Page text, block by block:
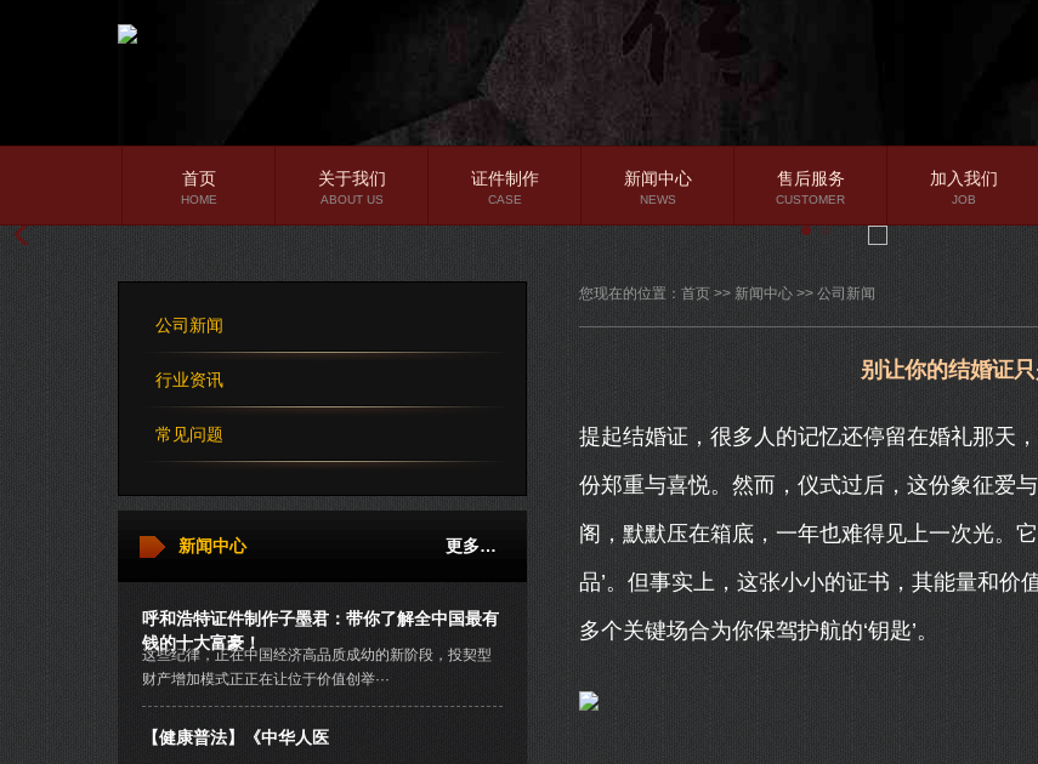
行业资讯
常见问题
首页
HOME
关于我们
ABOUT US
证件制作
CASE
新闻中心
NEWS
售后服务
CUSTOMER
加入我们
JOB
公司新闻
行业资讯
常见问题
更多…
新闻中心
呼和浩特证件制作子墨君：带你了解全中国最有
钱的十大富豪！
这些纪律，正在中国经济高品质成幼的新阶段，投契型
财产增加模式正正在让位于价值创举···
【健康普法】《中华人医
您现在的位置： 首页 >> 新闻中心 >> 公司新闻
别让你的结婚证
提起结婚证，很多人的记忆还停留在婚礼那天
份郑重与喜悦。然而，仪式过后，这份象征爱
阁，默默压在箱底，一年也难得见上一次光。
品’。但事实上，这张小小的证书，其能量和
多个关键场合为你保驾护航的‘钥匙’。